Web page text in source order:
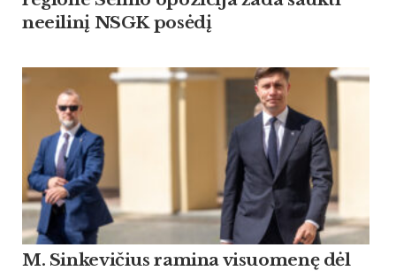
neeilinį NSGK posėdį
M. Sinkevičius ramina visuomenę dėl